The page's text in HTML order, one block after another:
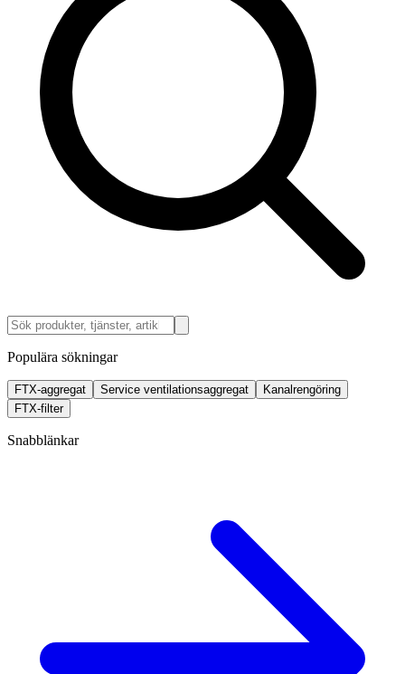
Populära sökningar
FTX-aggregat Service ventilationsaggregat
Kanalrengöring
FTX-filter
Snabblänkar